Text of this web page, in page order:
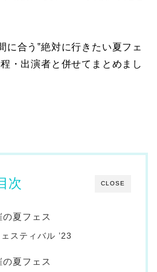
に合う‟絶対に行きたい夏フェ
・出演者と併せてまとめまし
CLOSE
次
夏フェス
スティバル ’23
夏フェス